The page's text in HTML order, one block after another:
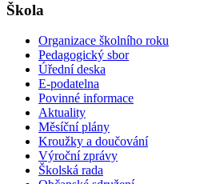
Škola
Organizace školního roku
Pedagogický sbor
Úřední deska
E-podatelna
Povinné informace
Aktuality
Měsíční plány
Kroužky a doučování
Výroční zprávy
Školská rada